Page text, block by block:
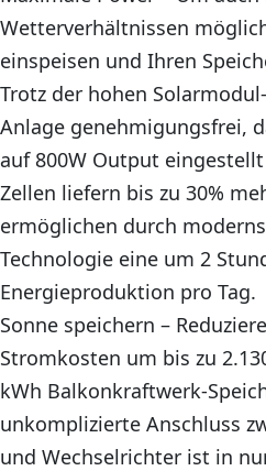
Wetterverhältnissen
einspeisen und Ihren
Trotz der hohen
Anlage genehmigungsfrei,
auf 800W Output
Zellen liefern bis zu 30%
ermöglichen durch
Technologie eine um 2
Energieproduktion pro Tag.
Sonne speichern –
Stromkosten um bis zu
kWh Balkonkraftwerk-
unkomplizierte Anschluss
und Wechselrichter ist in